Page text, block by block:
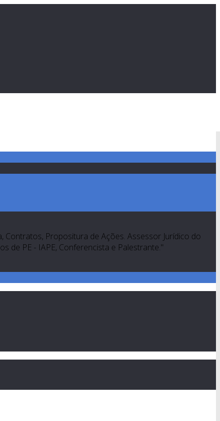
Contratos, Propositura de Ações. Assessor Jurídico do
de PE - IAPE, Conferencista e Palestrante."